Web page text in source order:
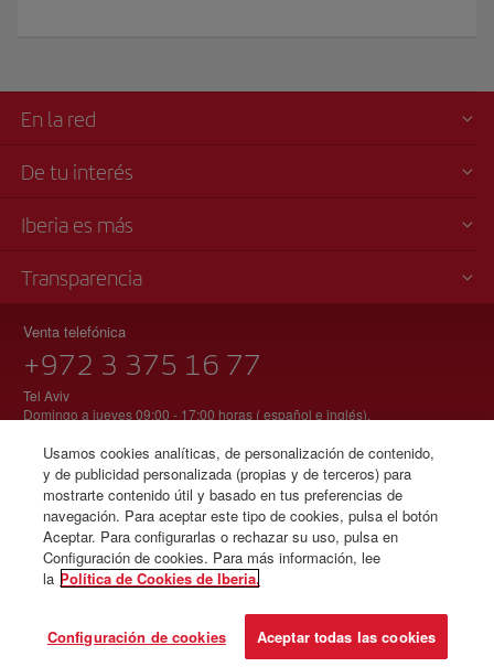
En la red
De tu interés
Iberia es más
Transparencia
Venta telefónica
+972 3 375 16 77
Tel Aviv
Domingo a jueves 09:00 - 17:00 horas ( español e inglés).
© Iberia 2026
Usamos cookies analíticas, de personalización de contenido,
y de publicidad personalizada (propias y de terceros) para
mostrarte contenido útil y basado en tus preferencias de
navegación. Para aceptar este tipo de cookies, pulsa el botón
Aceptar. Para configurarlas o rechazar su uso, pulsa en
Configuración de cookies. Para más información, lee
la Política de Cookies de Iberia.
Configuración de cookies Aceptar todas las cookies